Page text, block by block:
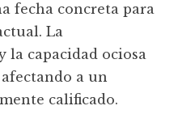
fecha concreta para
La
la capacidad ociosa
a un
calificado.